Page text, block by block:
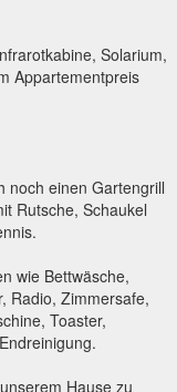
Solarium,
Appartementpreis
noch einen Gartengrill
Rutsche, Schaukel
wie Bettwäsche,
Radio, Zimmersafe,
Toaster,
Hause zu